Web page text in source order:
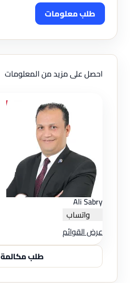
طلب معلومات
احصل على مزيد من المعلومات
Ali Sabry
واتساب
عرض القوائم
طلب مكالمة